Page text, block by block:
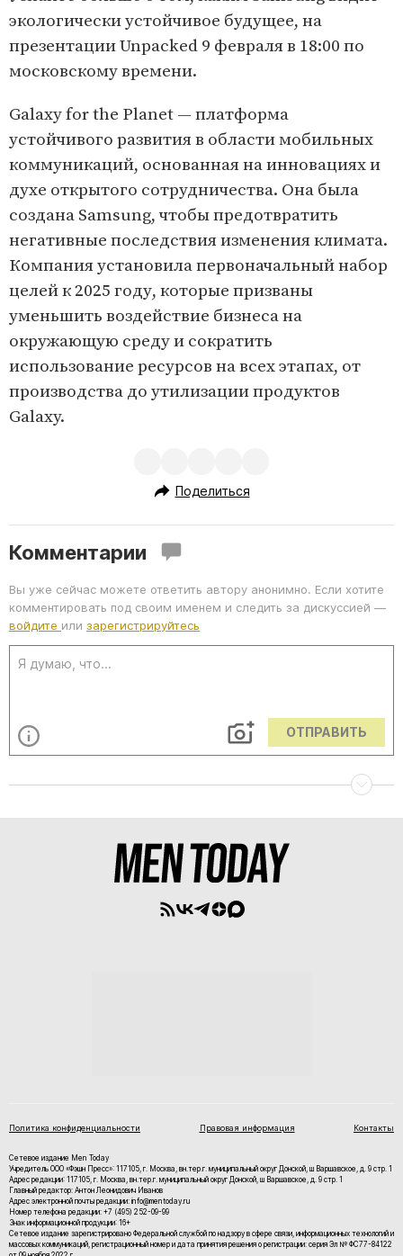
экологически устойчивое будущее, на
презентации Unpacked 9 февраля в 18:00 по
московскому времени.
Galaxy for the Planet — платформа
устойчивого развития в области мобильных
коммуникаций, основанная на инновациях и
духе открытого сотрудничества. Она была
создана Samsung, чтобы предотвратить
негативные последствия изменения климата.
Компания установила первоначальный набор
целей к 2025 году, которые призваны
уменьшить воздействие бизнеса на
окружающую среду и сократить
использование ресурсов на всех этапах, от
производства до утилизации продуктов
Galaxy.
Поделиться
Комментарии
Вы уже сейчас можете ответить автору анонимно. Если хотите
комментировать под своим именем и следить за дискуссией —
войдите или зарегистрируйтесь
ОТПРАВИТЬ
Политика конфиденциальности Правовая информация Контакты
Сетевое издание Men Today
Учредитель ООО «Фэшн Пресс»: 117105, г. Москва, вн.тер.г. муниципальный округ Донской, ш Варшавское, д. 9 стр. 1
Адрес редакции: 117105, г. Москва, вн.тер.г. муниципальный округ Донской, ш Варшавское, д. 9 стр. 1
Главный редактор: Антон Леонидович Иванов
Адрес электронной почты редакции: info@mentoday.ru
Номер телефона редакции: +7 (495) 252-09-99
Знак информационной продукции: 16+
Cетевое издание зарегистрировано Федеральной службой по надзору в сфере связи, информационных технологий и
массовых коммуникаций, регистрационный номер и дата принятия решения о регистрации: серия Эл № ФС77-84122